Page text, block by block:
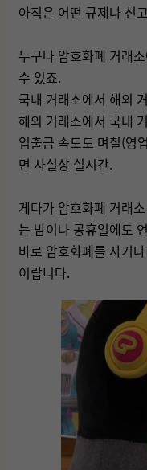
아직은 어떤 규제나 신
누구나 암호화폐 거래
수 있죠.
국내 거래소에서 해외
해외 거래소에서 국내
입출금 속도도 며칠(영
면 사실상 실시간.
게다가 암호화폐 거래
는 밤이나 공휴일에도
바로 암호화폐를 사거
이랍니다.